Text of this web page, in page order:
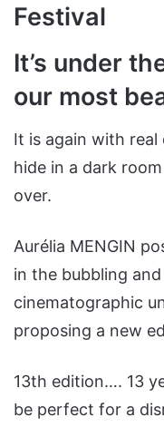
Festival
It’s under
our most
It is again with
hide in a dark
over.
Aurélia MENGIN
in the bubbling
cinematographic
proposing a new
13th edition…. 13
be perfect for a